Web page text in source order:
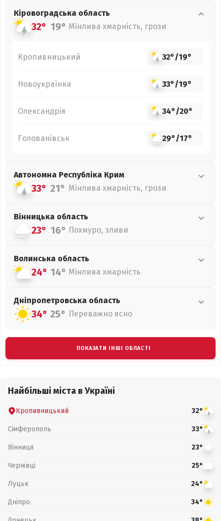
Кіровоградська область
32° 19° Мінлива хмарність, грози
Кропивницький 32°/19°
Новоукраїнка 33°/19°
Олександрія 34°/20°
Голованівськ 29°/17°
Автономна Республіка Крим
33° 21° Мінлива хмарність, грози
Вінницька область
23° 16° Похмуро, зливи
Волинська область
24° 14° Мінлива хмарність
Дніпропетровська область
34° 25° Переважно ясно
ПОКАЗАТИ ІНШІ ОБЛАСТІ
Найбільші міста в Україні
Кропивницький 32°
Сімферополь 33°
Вінниця 23°
Чернівці 25°
Луцьк 24°
Дніпро 34°